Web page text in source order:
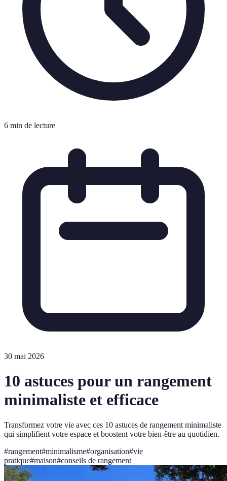
6 min de lecture
30 mai 2026
10 astuces pour un rangement
minimaliste et efficace
Transformez votre vie avec ces 10 astuces de rangement minimaliste
qui simplifient votre espace et boostent votre bien-être au quotidien.
#rangement#minimalisme#organisation#vie
pratique#maison#conseils de rangement